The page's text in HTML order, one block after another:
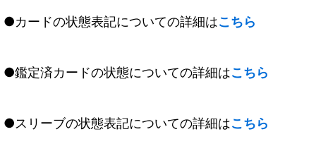
●カードの状態表記についての詳細はこちら
●鑑定済カードの状態についての詳細はこちら
●スリーブの状態表記についての詳細はこちら